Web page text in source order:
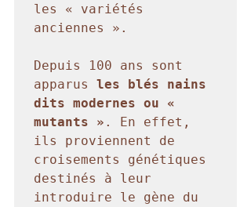
les « variétés
anciennes ».
Depuis 100 ans sont
apparus les blés nains
dits modernes ou «
mutants » . En effet,
ils proviennent de
croisements génétiques
destinés à leur
introduire le gène du